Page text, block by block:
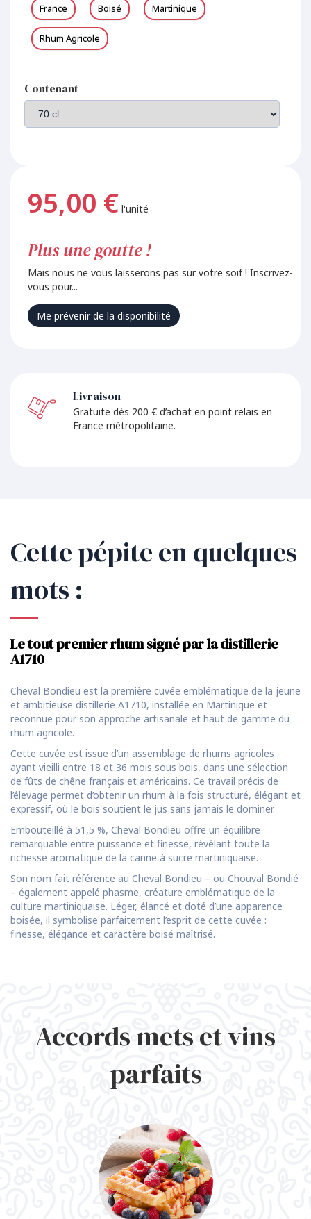
France Boisé Martinique
Rhum Agricole
Contenant
95,00 € l'unité
Plus une goutte !
Mais nous ne vous laisserons pas sur votre soif ! Inscrivez-
vous pour...
Me prévenir de la disponibilité
Livraison
Gratuite dès 200 € d’achat en point relais en
France métropolitaine.
Cette pépite en quelques
mots :
Le tout premier rhum signé par la distillerie
A1710
Cheval Bondieu est la première cuvée emblématique de la jeune
et ambitieuse distillerie A1710, installée en Martinique et
reconnue pour son approche artisanale et haut de gamme du
rhum agricole.
Cette cuvée est issue d’un assemblage de rhums agricoles
ayant vieilli entre 18 et 36 mois sous bois, dans une sélection
de fûts de chêne français et américains. Ce travail précis de
l’élevage permet d’obtenir un rhum à la fois structuré, élégant et
expressif, où le bois soutient le jus sans jamais le dominer.
Embouteillé à 51,5 %, Cheval Bondieu offre un équilibre
remarquable entre puissance et finesse, révélant toute la
richesse aromatique de la canne à sucre martiniquaise.
Son nom fait référence au Cheval Bondieu – ou Chouval Bondié
– également appelé phasme, créature emblématique de la
culture martiniquaise. Léger, élancé et doté d’une apparence
boisée, il symbolise parfaitement l’esprit de cette cuvée :
finesse, élégance et caractère boisé maîtrisé.
Accords mets et vins
parfaits